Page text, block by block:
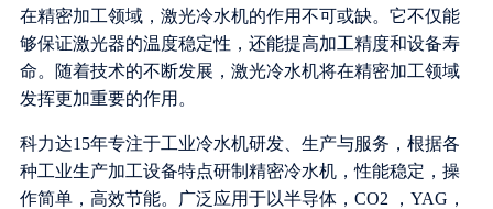
在精密加工领域，激光冷水机的作用不可或缺。它不仅能
够保证激光器的温度稳定性，还能提高加工精度和设备寿
命。随着技术的不断发展，激光冷水机将在精密加工领域
发挥更加重要的作用。
科力达15年专注于工业冷水机研发、生产与服务，根据各
种工业生产加工设备特点研制精密冷水机，性能稳定，操
作简单，高效节能。广泛应用于以半导体，CO2 ，YAG，